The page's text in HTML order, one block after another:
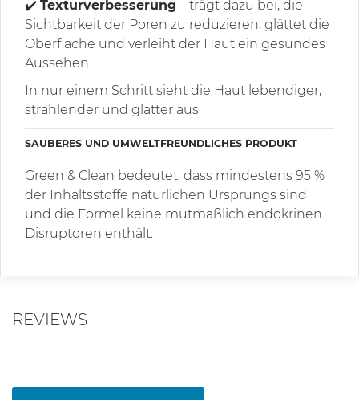
✔️ Texturverbesserung – trägt dazu bei, die
Sichtbarkeit der Poren zu reduzieren, glättet die
Oberfläche und verleiht der Haut ein gesundes
Aussehen.
In nur einem Schritt sieht die Haut lebendiger,
strahlender und glatter aus.
SAUBERES UND UMWELTFREUNDLICHES PRODUKT
Green & Clean bedeutet, dass mindestens 95 %
der Inhaltsstoffe natürlichen Ursprungs sind
und die Formel keine mutmaßlich endokrinen
Disruptoren enthält.
REVIEWS